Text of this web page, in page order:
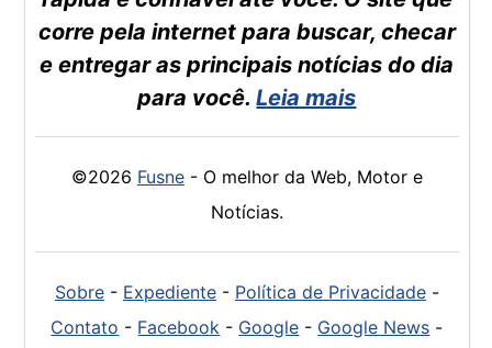
corre pela internet para buscar, checar
e entregar as principais notícias do dia
para você.Leia mais
©2026 Fusne- O melhor da Web, Motor e
Notícias.
Sobre- Expediente- Política de Privacidade-
Contato - Facebook - Google - Google News -